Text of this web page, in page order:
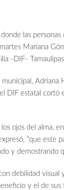
las personas
Mariana
-DIF-
Adriana
DIF estatal cortó
ojos del alma,
“que este
y demostrando
debilidad
y el de sus